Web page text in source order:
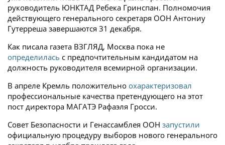
руководитель ЮНКТАД Ребека Гринспан. Полномочия
действующего генерального секретаря ООН Антониу
Гутерреша завершаются 31 декабря.
Как писала газета ВЗГЛЯД, Москва пока не
определилась с предпочтительным кандидатом на
должность руководителя всемирной организации.
В апреле Кремль положительно охарактеризовал
профессиональные качества претендующего на этот
пост директора МАГАТЭ Рафаэля Гросси.
Совет Безопасности и Генассамблея ООН запустили
официальную процедуру выборов нового генерального